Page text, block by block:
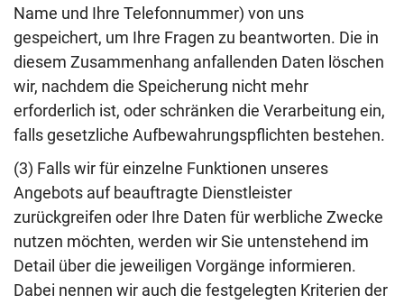
Name und Ihre Telefonnummer) von uns
gespeichert, um Ihre Fragen zu beantworten. Die in
diesem Zusammenhang anfallenden Daten löschen
wir, nachdem die Speicherung nicht mehr
erforderlich ist, oder schränken die Verarbeitung ein,
falls gesetzliche Aufbewahrungspflichten bestehen.
(3) Falls wir für einzelne Funktionen unseres
Angebots auf beauftragte Dienstleister
zurückgreifen oder Ihre Daten für werbliche Zwecke
nutzen möchten, werden wir Sie untenstehend im
Detail über die jeweiligen Vorgänge informieren.
Dabei nennen wir auch die festgelegten Kriterien der